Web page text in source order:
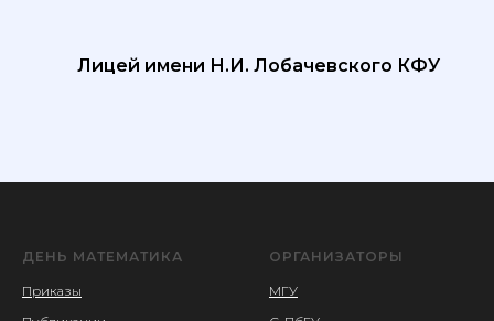
Лицей имени Н.И. Лобачевского КФУ
ДЕНЬ МАТЕМАТИКА
Приказы
ОРГАНИЗАТОРЫ
МГУ